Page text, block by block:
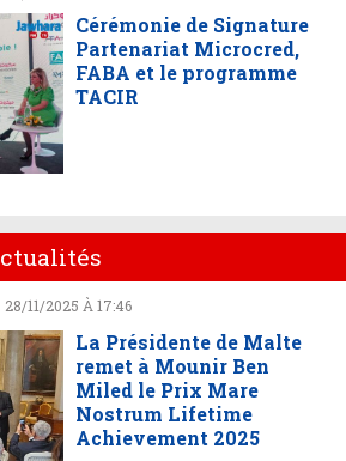
Cérémonie de Signature
Partenariat Microcred,
FABA et le programme
TACIR
28/11/2025 À 17:46
La Présidente de Malte
remet à Mounir Ben
Miled le Prix Mare
Nostrum Lifetime
Achievement 2025